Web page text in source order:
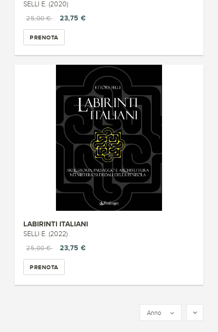
SELLI E. (2020)
25,00 €
23,75 €
PRENOTA
LABIRINTI ITALIANI
SELLI E. (2022)
25,00 €
23,75 €
PRENOTA
Anno